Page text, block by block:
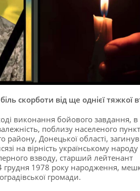
скорботи від ще однієї тяжкої
виконання бойового завдання,
поблизу населеного
району, Донецької області, загинув
на вірність українському народу
взводу, старший лейтенант
1978 року народження,
громади.